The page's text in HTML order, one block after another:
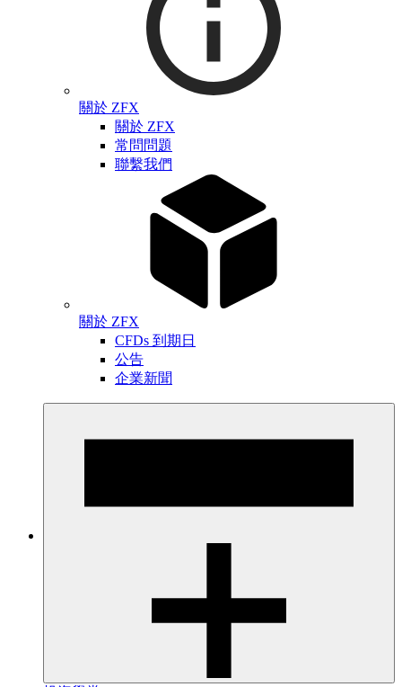
關於 ZFX
關於 ZFX
常問問題
聯繫我們
關於 ZFX
CFDs 到期日
公告
企業新聞